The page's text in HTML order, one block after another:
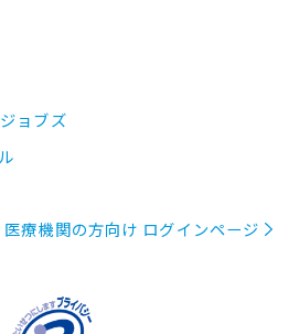
ョブズ
医療機関の方向け ログインページ